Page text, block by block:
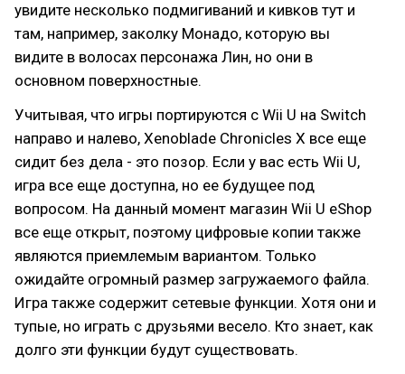
увидите несколько подмигиваний и кивков тут и
там, например, заколку Монадо, которую вы
видите в волосах персонажа Лин, но они в
основном поверхностные.
Учитывая, что игры портируются с Wii U на Switch
направо и налево, Xenoblade Chronicles X все еще
сидит без дела - это позор. Если у вас есть Wii U,
игра все еще доступна, но ее будущее под
вопросом. На данный момент магазин Wii U eShop
все еще открыт, поэтому цифровые копии также
являются приемлемым вариантом. Только
ожидайте огромный размер загружаемого файла.
Игра также содержит сетевые функции. Хотя они и
тупые, но играть с друзьями весело. Кто знает, как
долго эти функции будут существовать.